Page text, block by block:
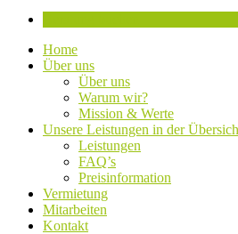
Home
Über uns
Über uns
Warum wir?
Mission & Werte
Unsere Leistungen in der
Leistungen
FAQ’s
Preisinformation
Vermietung
Mitarbeiten
Kontakt